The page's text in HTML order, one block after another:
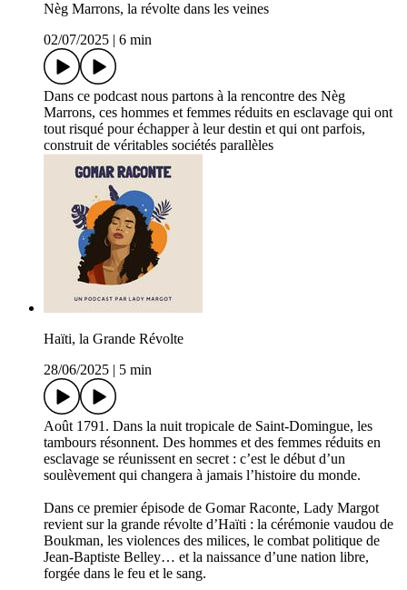
Nèg Marrons, la révolte dans les veines
02/07/2025
6 min
Dans ce podcast nous partons à la rencontre des Nèg
Marrons, ces hommes et femmes réduits en esclavage qui ont
tout risqué pour échapper à leur destin et qui ont parfois,
construit de véritables sociétés parallèles
Haïti, la Grande Révolte
28/06/2025
5 min
Août 1791. Dans la nuit tropicale de Saint-Domingue, les
tambours résonnent. Des hommes et des femmes réduits en
esclavage se réunissent en secret : c’est le début d’un
soulèvement qui changera à jamais l’histoire du monde.
Dans ce premier épisode de Gomar Raconte, Lady Margot
revient sur la grande révolte d’Haïti : la cérémonie vaudou de
Boukman, les violences des milices, le combat politique de
Jean-Baptiste Belley… et la naissance d’une nation libre,
forgée dans le feu et le sang.